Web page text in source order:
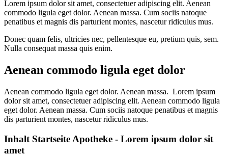
Lorem ipsum dolor sit amet, consectetuer adipiscing elit. Aenean
commodo ligula eget dolor. Aenean massa. Cum sociis natoque
penatibus et magnis dis parturient montes, nascetur ridiculus mus.
Donec quam felis, ultricies nec, pellentesque eu, pretium quis, sem.
Nulla consequat massa quis enim.
Aenean commodo ligula eget dolor
Aenean commodo ligula eget dolor. Aenean massa. Lorem ipsum
dolor sit amet, consectetuer adipiscing elit. Aenean commodo ligula
eget dolor. Aenean massa. Cum sociis natoque penatibus et magnis
dis parturient montes, nascetur ridiculus mus.
Inhalt Startseite Apotheke - Lorem ipsum dolor sit
amet